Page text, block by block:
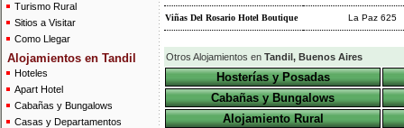
Turismo Rural
Sitios a Visitar
Como Llegar
Alojamientos en Tandil
Hoteles
Apart Hotel
Cabañas y Bungalows
Casas y Departamentos
Viñas Del Rosario Hotel Boutique La Paz 625
Otros Alojamientos en Tandil, Buenos Aires
Hosterías y Posadas
Cabañas y Bungalows
Alojamiento Rural